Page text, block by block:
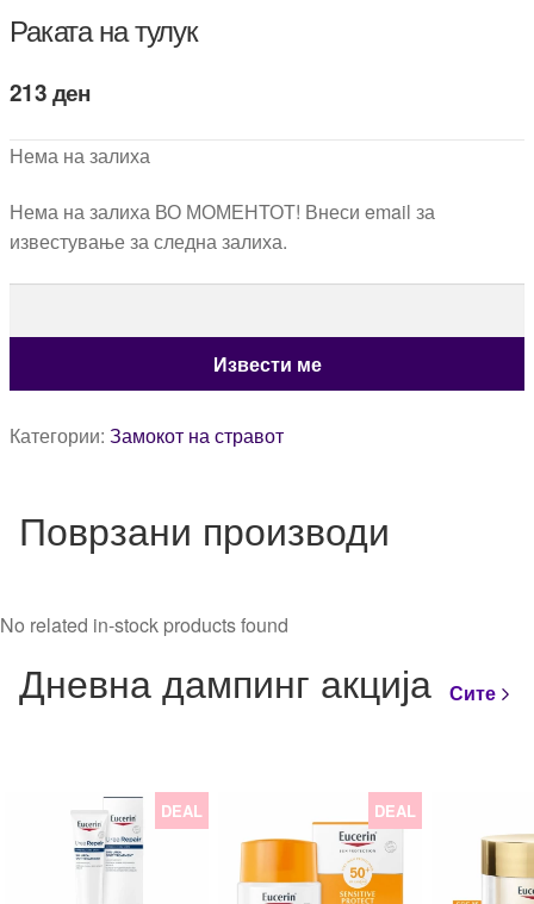
Раката на тулук
213ден
Нема на залиха
Нема на залиха ВО МОМЕНТОТ! Внеси email за
известување за следна залиха.
Категории: Замокот на стравот
Поврзани производи
No related in-stock products found
Дневна дампинг акција Сите
DEAL DEAL